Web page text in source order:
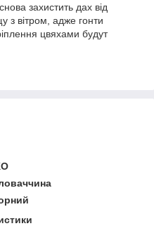
захистить дах від
з вітром, адже гонти
цвяхами будут